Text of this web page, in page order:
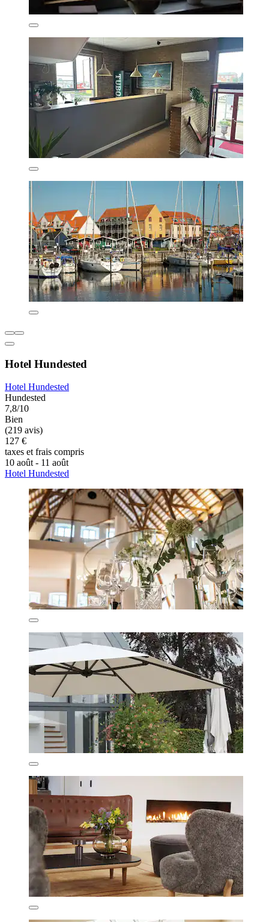
Hotel Hundested
Hotel Hundested
Hundested
7,8/10
Bien
(219 avis)
127 €
taxes et frais compris
10 août - 11 août
Hotel Hundested